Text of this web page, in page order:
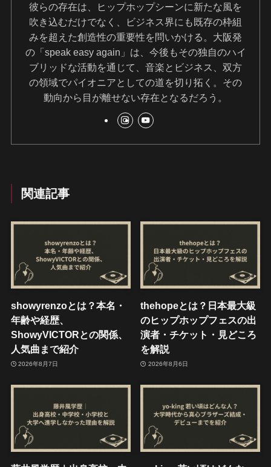
彼らの存在は、ヒップホップシーンに新たな風を
吹き込むだけでなく、ビジネス界にも既存の枠組
みを超えた創造性の重要性を問いかける。大阪発
の「speak easy again」は、今後もその独自のハイ
ブリッドな活動を通じて、音楽とビジネス、双方
の領域でパイオニアとしての道を切り拓く。その
動向から目が離せない存在となるだろう。
関連記事
showyrenzoとは？本名・
年齢や経歴、
ShowyVICTORとの関係、
人気曲まで紹介
2026年8月7日
thehopeとは？日本最大級
のヒップホップフェスの出
演者・チケット・見どころ
を解説
2026年8月6日